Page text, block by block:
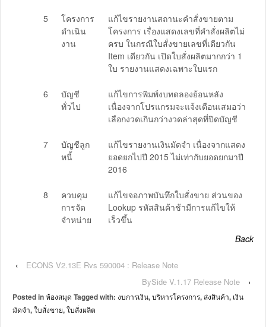
5
โครงการ
ดำเนิน
งาน
แก้ไขรายงานสถานะคำสั่งขายตาม
โครงการ เรื่องแสดงเลขที่คำสั่งผลิตไม่
ครบ ในกรณีใบสั่งขายเลขที่เดียวกัน
Item เดียวกัน เปิดใบสั่งผลิตมากกว่า 1
ใบ รายงานแสดงเฉพาะใบแรก
6
บัญชี
ทั่วไป
แก้ไขการพิมพ์งบทดลองย้อนหลัง
เนื่องจากโปรแกรมจะแจ้งเตือนเสมอว่า
เลือกงวดเกินกว่างวดล่าสุดที่ปิดบัญชี
7
บัญชีลูก
หนี้
แก้ไขรายงานเงินมัดจำ เนื่องจากแสดง
ยอดยกไปปี 2015 ไม่เท่ากับยอดยกมาปี
2016
8
ควบคุม
การจัด
จำหน่าย
แก้ไขจอภาพบันทึกใบสั่งขาย ส่วนของ
Lookup รหัสสินค้าช้ามีการแก้ไขให้
เร็วขึ้น
Back
‹
ECONS V2.13E Rvs 590004 : Release Note
BySide V.1.17 Release Note
›
Posted inห้องสมุด Tagged with: งบการเงิน,บริหารโครงการ,ส่งสินค้า, เงิน
มัดจำ,ใบสั่งขาย,ใบสั่งผลิต